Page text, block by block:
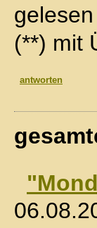
(**) mit
antworten